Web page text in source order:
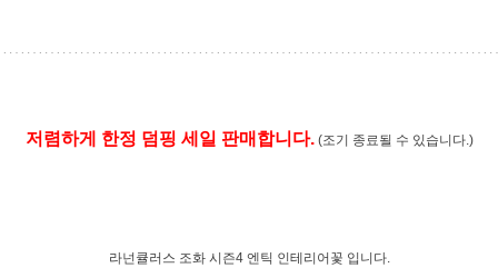
저렴하게 한정 덤핑 세일 판매합니다.(조기 종료될 수 있습니다.)
라넌큘러스 조화 시즌4 엔틱 인테리어꽃 입니다.